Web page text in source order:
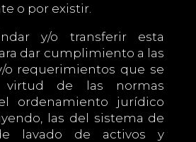
o por existir.
y/o transferir esta
dar cumplimiento a las
o requerimientos que se
virtud de las normas
ordenamiento jurídico
las del sistema de
lavado de activos y